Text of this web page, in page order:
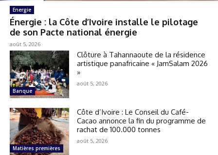
Energie
Énergie : la Côte d’Ivoire installe le pilotage
de son Pacte national énergie
août 5, 2026
Banque
Clôture à Tahannaoute de la résidence
artistique panafricaine « JamSalam 2026
»
août 5, 2026
Matières premières
Côte d’Ivoire : Le Conseil du Café-
Cacao annonce la fin du programme de
rachat de 100.000 tonnes
août 5, 2026